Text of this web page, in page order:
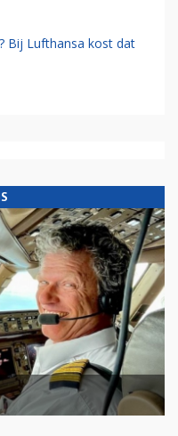
Bij Lufthansa kost dat